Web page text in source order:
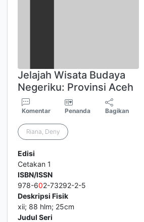
Jelajah Wisata Budaya
Negeriku: Provinsi Aceh
Komentar Penanda Bagikan
Riana, Deny
Edisi
Cetakan 1
ISBN/ISSN
978-602-73292-2-5
Deskripsi Fisik
xii; 88 hlm; 25cm
Judul Seri